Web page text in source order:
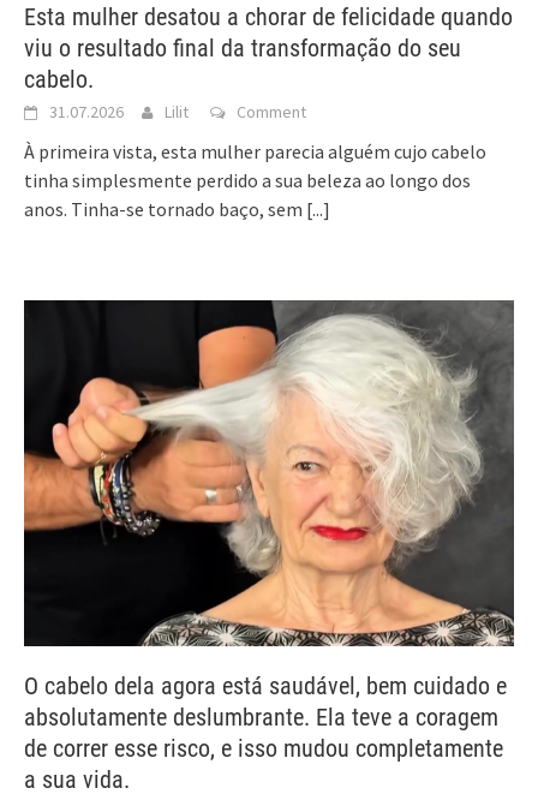
Esta mulher desatou a chorar de felicidade quando
viu o resultado final da transformação do seu
cabelo.
31.07.2026 Lilit Comment
À primeira vista, esta mulher parecia alguém cujo cabelo
tinha simplesmente perdido a sua beleza ao longo dos
anos. Tinha-se tornado baço, sem [...]
O cabelo dela agora está saudável, bem cuidado e
absolutamente deslumbrante. Ela teve a coragem
de correr esse risco, e isso mudou completamente
a sua vida.